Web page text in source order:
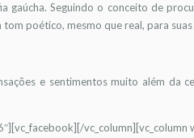
Seguindo o conceito de
poético, mesmo que real, para
e sentimentos muito além